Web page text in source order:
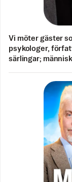
Vi möter gäster
psykologer,
särlingar;